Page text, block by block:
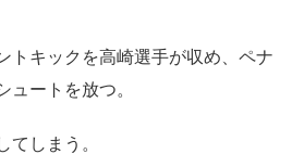
トキックを高崎選手が収め、ペナ
ートを放つ。
てしまう。